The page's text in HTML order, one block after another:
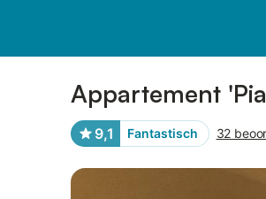
Appartement
9,1 Fantastisch 32